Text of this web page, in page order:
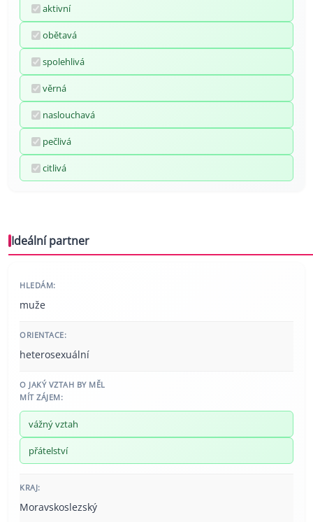
aktivní
obětavá
spolehlivá
věrná
naslouchavá
pečlivá
citlivá
Ideální partner
HLEDÁM:
muže
ORIENTACE:
heterosexuální
O JAKÝ VZTAH BY MĚL
MÍT ZÁJEM:
vážný vztah
přátelství
KRAJ:
Moravskoslezský